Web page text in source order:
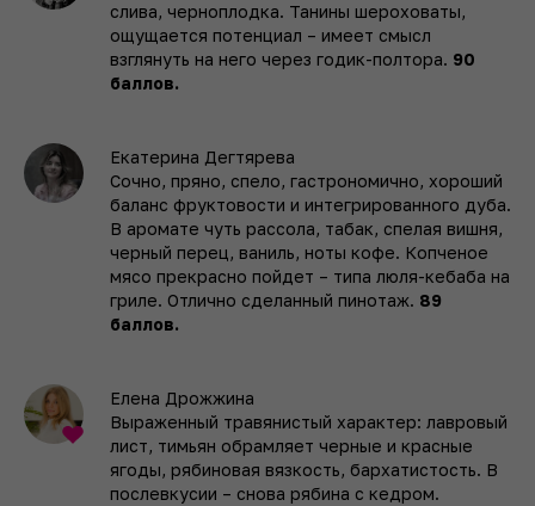
слива, черноплодка. Танины шероховаты,
ощущается потенциал – имеет смысл
взглянуть на него через годик-полтора. 90
баллов.
Екатерина Дегтярева
Сочно, пряно, спело, гастрономично, хороший
баланс фруктовости и интегрированного дуба.
В аромате чуть рассола, табак, спелая вишня,
черный перец, ваниль, ноты кофе. Копченое
мясо прекрасно пойдет – типа люля-кебаба на
гриле. Отлично сделанный пинотаж. 89
баллов.
Елена Дрожжина
Выраженный травянистый характер: лавровый
лист, тимьян обрамляет черные и красные
ягоды, рябиновая вязкость, бархатистость. В
послевкусии – снова рябина с кедром.